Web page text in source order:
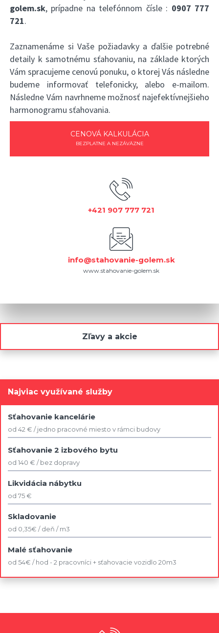
golem.sk, prípadne na telefónnom čísle : 0907 777
721.
Zaznamenáme si Vaše požiadavky a ďalšie potrebné
detaily k samotnému sťahovaniu, na základe ktorých
Vám spracujeme cenovú ponuku, o ktorej Vás následne
budeme informovať telefonicky, alebo e-mailom.
Následne Vám navrhneme možnosť najefektívnejšieho
harmonogramu sťahovania.
CENOVÁ KALKULÁCIA
BEZPLATNE A NEZÁVÄZNE
+421 907 777 721
info@stahovanie-golem.sk
www.stahovanie-golem.sk
Zľavy a akcie
Najviac využívané služby
Sťahovanie kancelárie
od 42 € / jedno pracovné miesto v rámci budovy
Sťahovanie 2 izbového bytu
od 140 € / bez dopravy
Likvidácia nábytku
od 75 €
Skladovanie
od 0,35€ / deň / m3
Malé sťahovanie
od 54€ / hod - 2 pracovníci + sťahovacie vozidlo 20m3